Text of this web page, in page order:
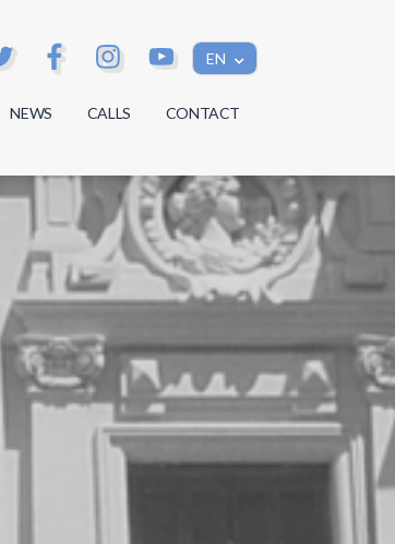
EN
NEWS CALLS CONTACT